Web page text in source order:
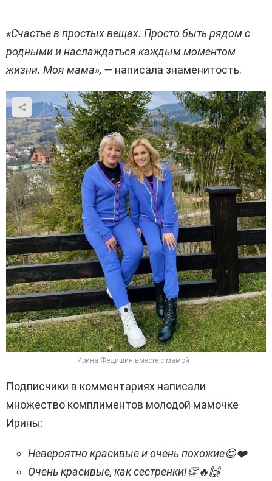
«Счастье в простых вещах. Просто быть рядом с
родными и наслаждаться каждым моментом
жизни. Моя мама», — написала знаменитость.
Ирина Федишин вместе с мамой
Подписчики в комментариях написали
множество комплиментов молодой мамочке
Ирины:
Невероятно красивые и очень похожие😍❤️
Очень красивые, как сестренки!👏🔥🙌